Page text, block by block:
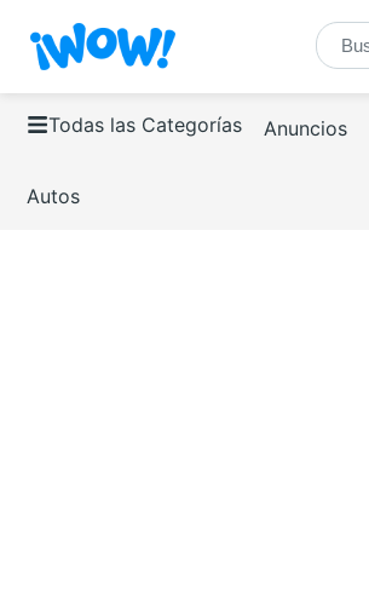
Todas las Categorías Anuncios
Autos